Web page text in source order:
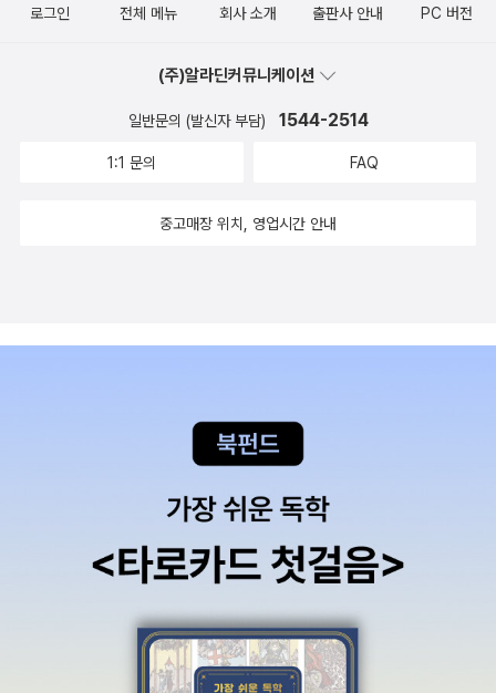
마,아빠가 널 사랑하는지...이야기 해줬어요... 태교책선물로도 좋은거
는 저도 내내 편안하고 행복한 마음이었답니다.
로그인 전체 메뉴 회사 소개 출판사 안내 PC 버전
(주)알라딘커뮤니케이션
일반문의 (발신자 부담) 1544-2514
1:1 문의 FAQ
중고매장 위치, 영업시간 안내